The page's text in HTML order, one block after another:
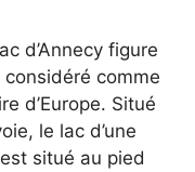
d’Annecy figure
comme
d’Europe. Situé
le lac d’une
situé au pied